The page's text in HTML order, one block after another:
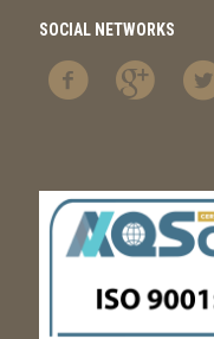
SOCIAL NETWORKS